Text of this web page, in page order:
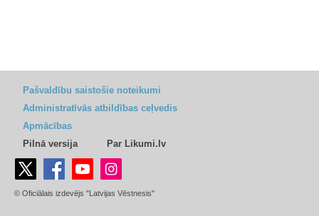
Pašvaldību saistošie noteikumi
Administratīvās atbildības ceļvedis
Apmācības
Pilnā versija
Par Likumi.lv
© Oficiālais izdevējs "Latvijas Vēstnesis"